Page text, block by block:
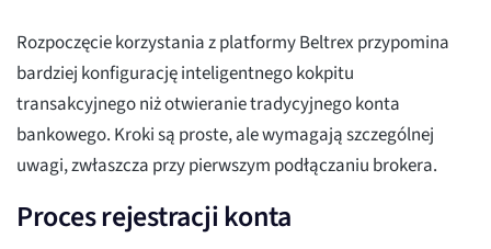
Rozpoczęcie korzystania z platformy Beltrex przypomina
bardziej konfigurację inteligentnego kokpitu
transakcyjnego niż otwieranie tradycyjnego konta
bankowego. Kroki są proste, ale wymagają szczególnej
uwagi, zwłaszcza przy pierwszym podłączaniu brokera.
Proces rejestracji konta